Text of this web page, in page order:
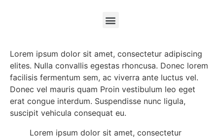
Lorem ipsum dolor sit amet, consectetur adipiscing
elites. Nulla convallis egestas rhoncusa. Donec lorem
facilisis fermentum sem, ac viverra ante luctus vel.
Donec vel mauris quam Proin vestibulum leo eget
erat congue interdum. Suspendisse nunc ligula,
suscipit vehicula consequat eu.
Lorem ipsum dolor sit amet, consectetur